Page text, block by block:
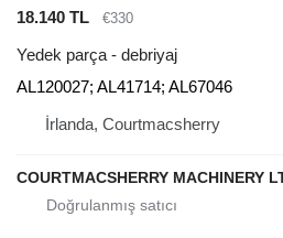
18.140 TL €330
Yedek parça - debriyaj
AL120027; AL41714; AL67046
İrlanda, Courtmacsherry
COURTMACSHERRY MACHINERY